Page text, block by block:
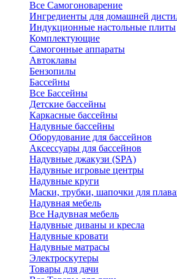
Все Самогоноварение
Ингредиенты для домашней
Индукционные настольные плиты
Комплектующие
Самогонные аппараты
Автоклавы
Бензопилы
Бассейны
Все Бассейны
Детские бассейны
Каркасные бассейны
Надувные бассейны
Оборудование для бассейнов
Аксессуары для бассейнов
Надувные джакузи (SPA)
Надувные игровые центры
Надувные круги
Маски, трубки, шапочки для
Надувная мебель
Все Надувная мебель
Надувные диваны и кресла
Надувные кровати
Надувные матрасы
Электроскутеры
Товары для дачи